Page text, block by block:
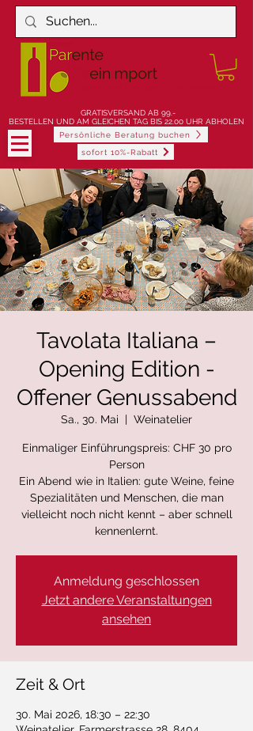
GRATISVERSAND AB 99.-
BESTELLEN UND AM GLEICHEN TAG BIS 22.00 UHR ABHOLEN
Persönliche Beratung buchen
sofort 10%-Rabatt
Tavolata Italiana –
Opening Edition -
Offener Genussabend
Sa., 30. Mai
  |
Weinatelier
Einmaliger Einführungspreis: CHF 30 pro
Person
Ein Abend wie in Italien: gute Weine, feine
Spezialitäten und Menschen, die man
vielleicht noch nicht kennt – aber schnell
kennenlernt.
Anmeldung geschlossen
Jetzt andere Veranstaltungen
ansehen
Zeit & Ort
30. Mai 2026, 18:30 – 22:30